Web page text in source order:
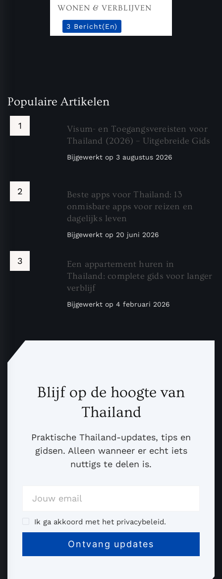
WONEN & VERBLIJVEN
3 Bericht(en)
Populaire Artikelen
Visum- en Toegangsvereisten voor
Thailand (2026) – Uitgebreide Gids
Bijgewerkt op 3 augustus 2026
Beste apps voor Thailand: 13
onmisbare apps voor reizen en
dagelijks leven
Bijgewerkt op 20 juni 2026
Een appartement huren in
Thailand: complete gids voor langer
verblijf
Bijgewerkt op 4 februari 2026
Blijf op de hoogte van
Thailand
Praktische Thailand-updates, tips en
gidsen. Alleen wanneer er echt iets
nuttigs te delen is.
Ik ga akkoord met het privacybeleid.